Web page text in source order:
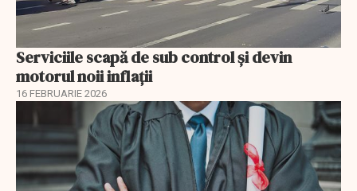
Serviciile scapă de sub control și devin
motorul noii inflații
16 FEBRUARIE 2026